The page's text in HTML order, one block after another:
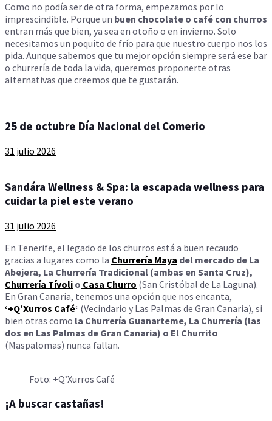
Como no podía ser de otra forma, empezamos por lo
imprescindible. Porque un buen chocolate o café con churros
entran más que bien, ya sea en otoño o en invierno. Solo
necesitamos un poquito de frío para que nuestro cuerpo nos los
pida. Aunque sabemos que tu mejor opción siempre será ese bar
o churrería de toda la vida, queremos proponerte otras
alternativas que creemos que te gustarán.
25 de octubre Día Nacional del Comerio
31 julio 2026
Sandára Wellness & Spa: la escapada wellness para
cuidar la piel este verano
31 julio 2026
En Tenerife, el legado de los churros está a buen recaudo
gracias a lugares como la Churrería Maya del mercado de La
Abejera, La Churrería Tradicional (ambas en Santa Cruz),
Churrería Tívoli o Casa Churro (San Cristóbal de La Laguna).
En Gran Canaria, tenemos una opción que nos encanta,
‘+Q’Xurros Café‘ (Vecindario y Las Palmas de Gran Canaria), si
bien otras como la Churrería Guanarteme, La Churrería (las
dos en Las Palmas de Gran Canaria) o El Churrito
(Maspalomas) nunca fallan.
Foto: +Q’Xurros Café
¡A buscar castañas!